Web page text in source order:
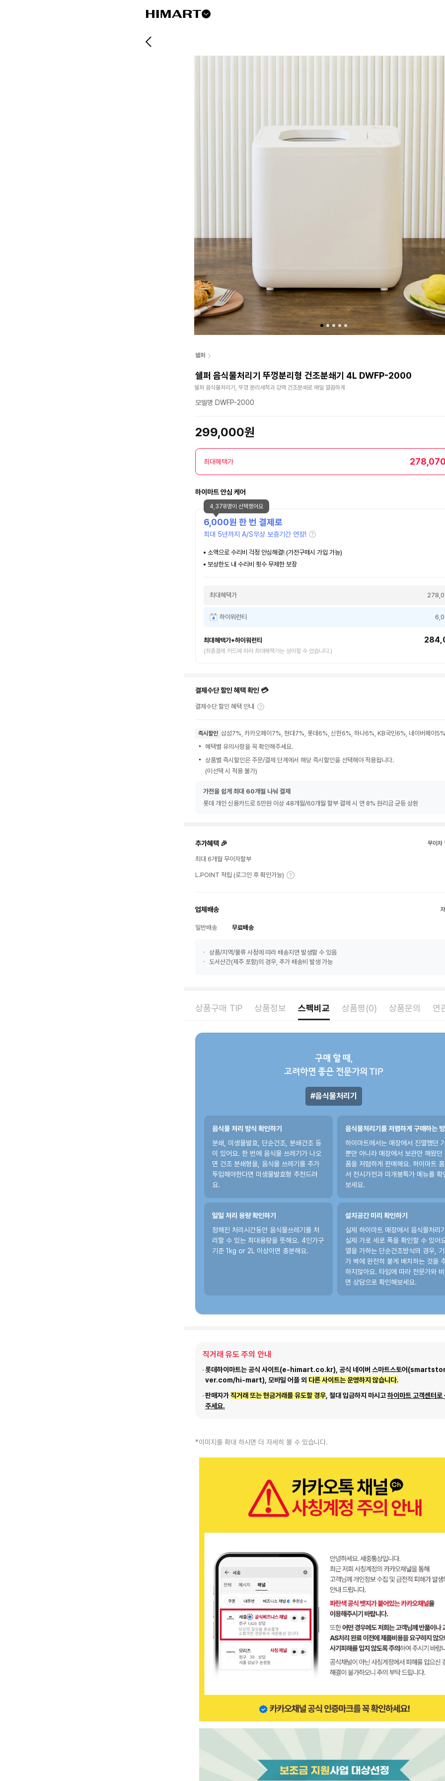
쉘퍼
쉘퍼 음식물처리기 뚜껑분리형 건조분쇄기 4L DWFP-2000
쉘퍼 음식물처리기, 뚜껑 분리세척과 강력 건조분쇄로 매일 깔끔하게
모델명 DWFP-2000
299,000원
최대혜택가
하이마트 안심 케어
6,000원 한 번 결제로
최대 5년까지 A/S무상 보증기간 연장!
소액으로 수리비 걱정 안심해결! (가전구매시 가입 가능)
보상한도 내 수리비 횟수 무제한 보장
최대혜택가
하이워런티
최대혜택가+하이워런티
(최종결제 카드에 따라 최대혜택가는 상이할 수 있습니다.)
4,378명이 선택했어요
결제수단 할인 혜택 확인 💳
결제수단 할인 혜택 안내
즉시할인 삼성7%, 카카오페이7%, 현대7%, 롯데6%, 신한6%, 하나6%, KB국민6%, 네이버페이5%
혜택별 유의사항을 꼭 확인해주세요.
상품별 즉시할인은 주문/결제 단계에서 해당 즉시할인을 선택해야 적용됩니다.
(미선택 시 적용 불가)
가전을 쉽게 최대 60개월 나눠 결제
롯데 개인 신용카드로 5만원 이상 48개월/60개월 할부 결제 시 연 8% 원리금 균등 상환
추가혜택 🎉 무이자
최대 6개월 무이자할부
L.POINT 적립 (로그인 후 확인가능)
업체배송
일반배송 무료배송
상품/지역/물류 사정에 따라 배송지연 발생할 수 있음
도서산간(제주 포함)의 경우, 추가 배송비 발생 가능
상품구매 TIP 상품정보 스펙비교 상품평(0) 상품문의 연
구매 할 때,
고려하면 좋은 전문가의 TIP
음식물처리기
음식물 처리 방식 확인하기
분쇄, 미생물발효, 단순건조, 분쇄건조 등
이 있어요. 한 번에 음식물 쓰레기가 나오
면 건조 분쇄형을, 음식물 쓰레기를 추가
투입해야한다면 미생물발효형 추천드려
요.
일일 처리 용량 확인하기
정해진 처리시간동안 음식물쓰레기를 처
리할 수 있는 최대용량을 뜻해요. 4인가구
기준 1kg or 2L 이상이면 충분해요.
음식물처리기를 저렴하게 구매하는
하이마트에서는 매장에서 진열했던
뿐만 아니라 매장에서 보관만 해왔던
품을 저렴하게 판매해요. 하이마트 홈
서 전시가전과 미개봉특가 메뉴를 확
보세요.
설치공간 미리 확인하기
실제 하이마트 매장에서 음식물처리
실제 가로 세로 폭을 확인할 수 있어
열을 가하는 단순건조방식의 경우, 기
가 벽에 완전히 붙게 배치하는 것을
하지않아요. 타입에 따라 전문가와 비
면 상담으로 확인해보세요.
직거래 유도 주의 안내
롯데하이마트는 공식 사이트(e-himart.co.kr), 공식 네이버 스마트스토어
ver.com/hi-mart), 모바일 어플 외 다른 사이트는 운영하지 않습니다.
판매자가직거래 또는 현금거래를 유도할 경우, 절대 입금하지 마시고하이마트 고객센터로
주세요.
*이미지를 확대 하시면 더 자세히 볼 수 있습니다.